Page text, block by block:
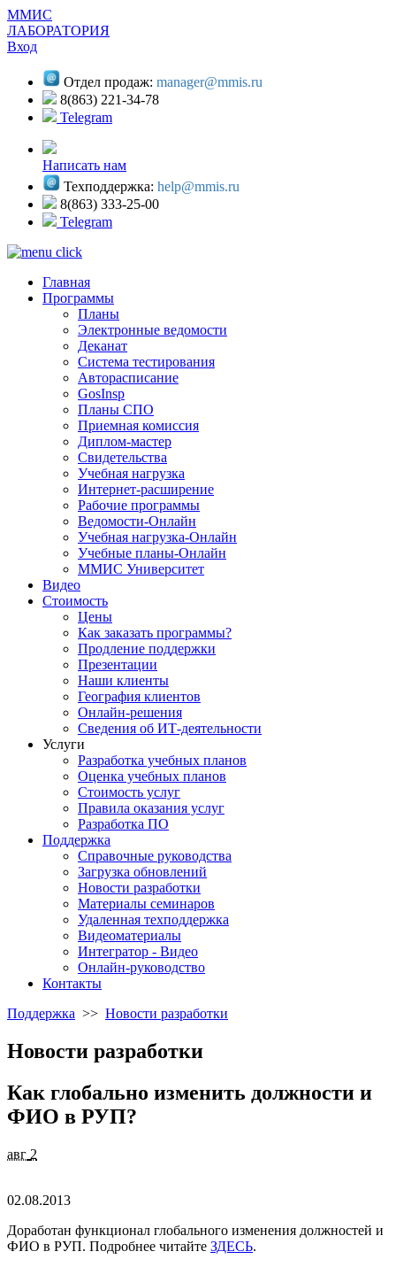
ММИС
ЛАБОРАТОРИЯ
Вход
Отдел продаж: manager@mmis.ru
8(863) 221-34-78
Telegram
Написать нам
Техподдержка: help@mmis.ru
8(863) 333-25-00
Telegram
Главная
Программы
Планы
Электронные ведомости
Деканат
Система тестирования
Авторасписание
GosInsp
Планы СПО
Приемная комиссия
Диплом-мастер
Свидетельства
Учебная нагрузка
Интернет-расширение
Рабочие программы
Ведомости-Онлайн
Учебная нагрузка-Онлайн
Учебные планы-Онлайн
ММИС Университет
Видео
Стоимость
Цены
Как заказать программы?
Продление поддержки
Презентации
Наши клиенты
География клиентов
Онлайн-решения
Сведения об ИТ-деятельности
Услуги
Разработка учебных планов
Оценка учебных планов
Стоимость услуг
Правила оказания услуг
Разработка ПО
Поддержка
Справочные руководства
Загрузка обновлений
Новости разработки
Материалы семинаров
Удаленная техподдержка
Видеоматериалы
Интегратор - Видео
Онлайн-руководство
Контакты
Поддержка >> Новости разработки
Новости разработки
Как глобально изменить должности и
ФИО в РУП?
авг 2
02.08.2013
Доработан функционал глобального изменения должностей и
ФИО в РУП. Подробнее читайте ЗДЕСЬ.